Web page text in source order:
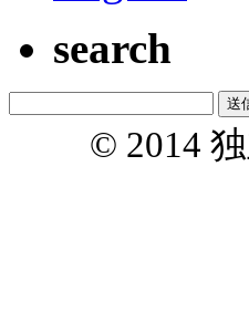
search
© 2014